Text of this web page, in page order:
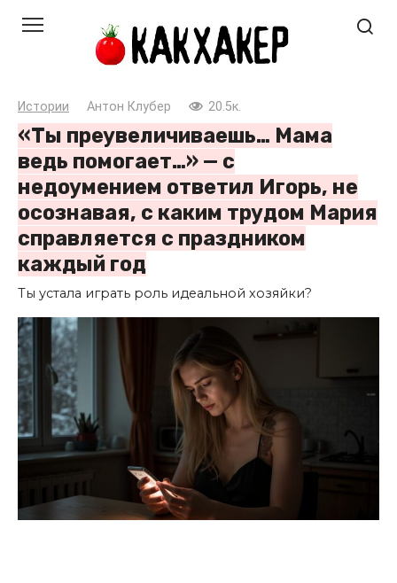
Истории Антон Клубер 20.5к.
«Ты преувеличиваешь… Мама
ведь помогает…» — с
недоумением ответил Игорь, не
осознавая, с каким трудом Мария
справляется с праздником
каждый год
Ты устала играть роль идеальной хозяйки?